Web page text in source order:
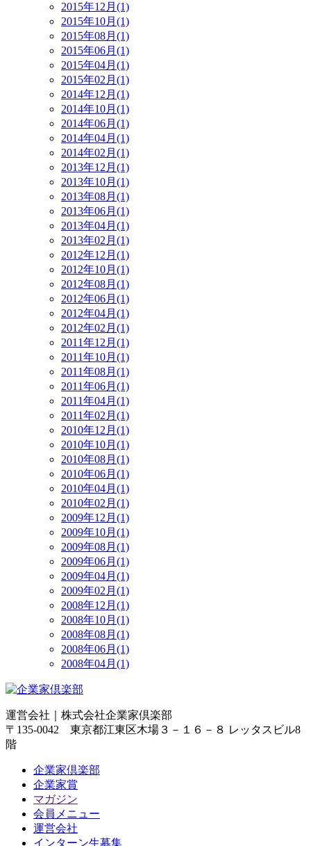
2015年12月(1)
2015年10月(1)
2015年08月(1)
2015年06月(1)
2015年04月(1)
2015年02月(1)
2014年12月(1)
2014年10月(1)
2014年06月(1)
2014年04月(1)
2014年02月(1)
2013年12月(1)
2013年10月(1)
2013年08月(1)
2013年06月(1)
2013年04月(1)
2013年02月(1)
2012年12月(1)
2012年10月(1)
2012年08月(1)
2012年06月(1)
2012年04月(1)
2012年02月(1)
2011年12月(1)
2011年10月(1)
2011年08月(1)
2011年06月(1)
2011年04月(1)
2011年02月(1)
2010年12月(1)
2010年10月(1)
2010年08月(1)
2010年06月(1)
2010年04月(1)
2010年02月(1)
2009年12月(1)
2009年10月(1)
2009年08月(1)
2009年06月(1)
2009年04月(1)
2009年02月(1)
2008年12月(1)
2008年10月(1)
2008年08月(1)
2008年06月(1)
2008年04月(1)
運営会社｜ 株式会社企業家倶楽部
〒135-0042 東京都江東区木場３－１６－８ レッタスビル8
階
企業家倶楽部
企業家賞
マガジン
会員メニュー
運営会社
インターン生募集